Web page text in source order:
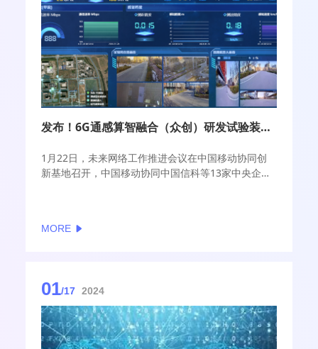
发布！6G通感算智融合（众创）研发试验装置1.0
1月22日，未来网络工作推进会议在中国移动协同创
新基地召开，中国移动协同中国信科等13家中央企业
性新兴产业的高质量发展。
MORE
01/17 2024